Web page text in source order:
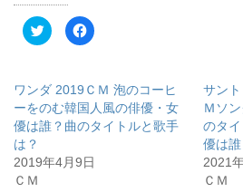
ク
リ
て
T
w
i
t
t
r
で
F
a
o
o
k
で
共
有
る
に
ワンダ 2019ＣＭ 泡のコーヒ
ーをのむ韓国人風の俳優・女
優は誰？曲のタイトルと歌手
は？
2019年4月9日
ＣＭ
サン
Ｍソ
のタ
優は誰
2021
ＣＭ